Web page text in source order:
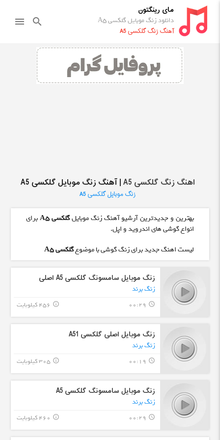
مای رینگتون
دانلود زنگ موبایل گلکسی A5
آهنگ زنگ گلکسی A5
search
menu
اهنگ زنگ گلکسی A5 | آهنگ زنگ موبایل گلکسی A5
زنگ موبایل گلکسی A5
بهترین و جدیدترین آرشیو آهنگ زنگ موبایلگلکسی A5
برای
انواع گوشی های اندروید و اپل.
لیست اهنگ جدید برای زنگ گوشی با موضوعگلکسی A5
زنگ موبایل سامسونگ گلکسی A5 اصلی
زنگ برند
query_builder
00:29 456 کیلوبایت info_outline
زنگ موبایل اصلی گلکسی A51
زنگ برند
query_builder
00:19 305 کیلوبایت info_outline
زنگ موبایل سامسونگ گلکسی A5
زنگ برند
query_builder
00:29 460 کیلوبایت info_outline